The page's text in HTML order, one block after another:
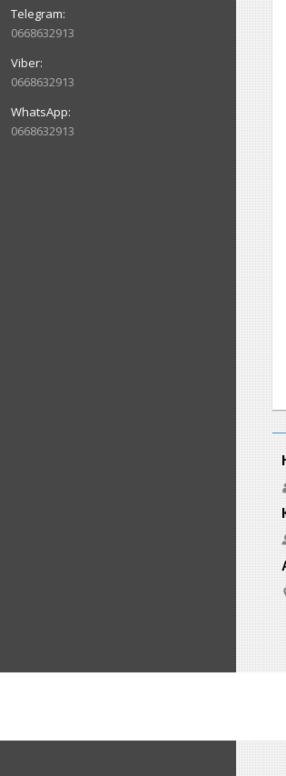
0668632913
0668632913
0668632913